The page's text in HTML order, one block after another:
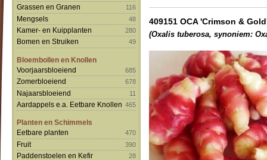
Grassen en Granen 116
Mengsels 48
Kamer- en Kuipplanten 280
Bomen en Struiken 49
Bloembollen en Knollen
Voorjaarsbloeiend
685
Zomerbloeiend 678
Najaarsbloeiend 11
Aardappels e.a. Eetbare Knollen 465
Planten en Schimmels
Eetbare planten
470
Fruit 390
Paddenstoelen en Kefir 28
409151 OCA 'Crimson &
(Oxalis tuberosa, synoniem: